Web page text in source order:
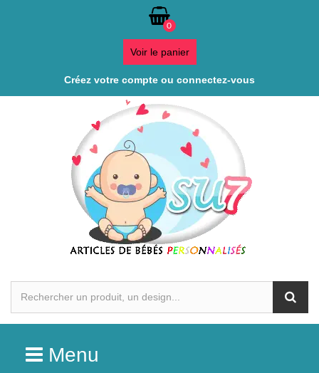
0
Voir le panier
Créez votre compte ou connectez-vous
Menu